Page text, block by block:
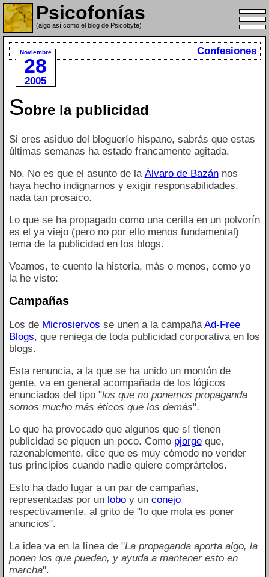
Psicofonías
(algo así como el blog de Psicobyte)
Noviembre
28
2005
Confesiones
Sobre la publicidad
Si eres asiduo del bloguerío hispano, sabrás que estas
últimas semanas ha estado francamente agitada.
No. No es que el asunto de la Álvaro de Bazánnos
haya hecho indignarnos y exigir responsabilidades,
nada tan prosaico.
Lo que se ha propagado como una cerilla en un polvorín
es el ya viejo (pero no por ello menos fundamental)
tema de la publicidad en los blogs.
Veamos, te cuento la historia, más o menos, como yo
la he visto:
Campañas
Los de Microsiervos se unen a la campañaAd-Free
Blogs, que reniega de toda publicidad corporativa en los
blogs.
Esta renuncia, a la que se ha unido un montón de
gente, va en general acompañada de los lógicos
enunciados del tipo "los que no ponemos propaganda
somos mucho más éticos que los demás".
Lo que ha provocado que algunos que sí tienen
publicidad se piquen un poco. Como pjorgeque,
razonablemente, dice que es muy cómodo no vender
tus principios cuando nadie quiere comprártelos.
Esto ha dado lugar a un par de campañas,
representadas por un loboy un conejo
respectivamente, al grito de "lo que mola es poner
anuncios".
La idea va en la línea de "La propaganda aporta algo, la
ponen los que pueden, y ayuda a mantener esto en
marcha".